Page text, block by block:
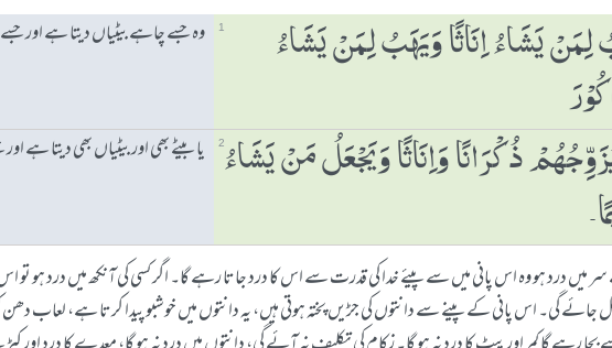
لِمَنْ یَشَاءُ اِنَاثًا وَیَھَبُ لِمَنْ یَشَاءُ
1 وہ جسے چاہے بیٹیاں دیتا ہے اور
ذُكْرَانًا وَاِنَاثًا وَیَجْعَلُ مَنْ یَشَاءُ2 یا بیٹے بھی اور بیٹیاں بھی دیتا ہے
درد ہو وہ اس پانی میں سے پیئے خدا کی قدرت سے اس کا درد جاتا رہے گا۔ اگر کسی کی آنکھ میں درد ہو تو
جائے گی۔ اس پانی کے پینے سے دانتوں کی جڑیں پختہ ہوتی ہیں، یہ دانتوں میں خوشبو پیدا کرتا ہے،